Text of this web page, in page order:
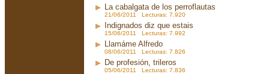
La cabalgata de los perroflautas
21/06/2011 Lecturas: 7.920
Indignados diz que estais
15/06/2011 Lecturas: 7.992
Llamáme Alfredo
08/06/2011 Lecturas: 7.826
De profesión, trileros
05/06/2011 Lecturas: 7.836